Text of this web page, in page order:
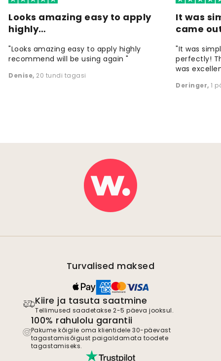
Looks amazing easy to apply
highly…
"Looks amazing easy to apply highly
recommend will be using again "
Denise, 20 tundi tagasi
It was
came
"It was
perfectly!
was
Deringer, 1
Turvalised maksed
Kiire ja tasuta saatmine
Tellimused saadetakse 2-5 päeva jooksul.
100% rahulolu garantii
Pakume kõigile oma klientidele 30-päevast
tagastamisõigust paigaldamata toodete
tagastamiseks.